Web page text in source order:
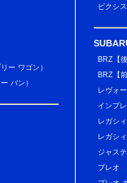
ー ワゴン）
バン）
ピクシ
BRZ【
BRZ【
レヴォ
インプ
レガシ
レガシ
ジャス
プレオ